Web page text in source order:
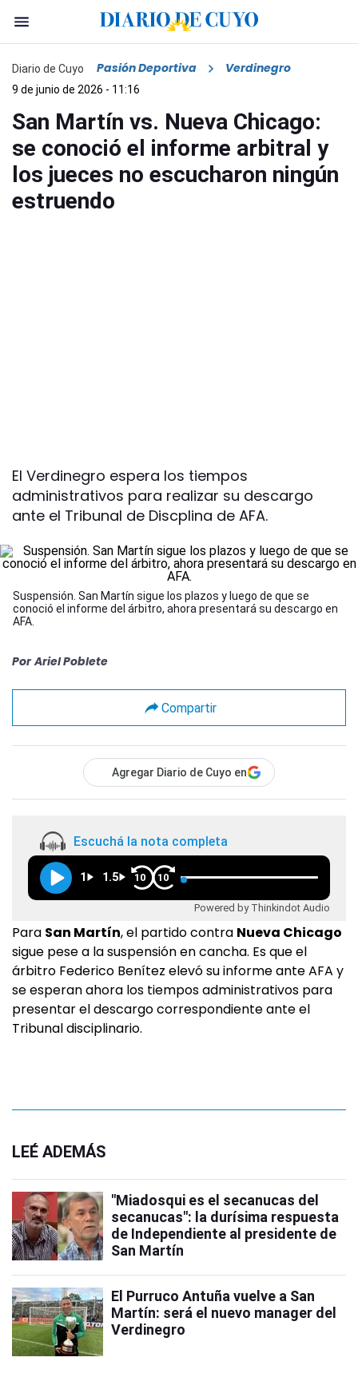
Diario de Cuyo Pasión Deportiva Verdinegro
9 de junio de 2026 - 11:16
San Martín vs. Nueva Chicago:
se conoció el informe arbitral y
los jueces no escucharon ningún
estruendo
El Verdinegro espera los tiempos
administrativos para realizar su descargo
ante el Tribunal de Discplina de AFA.
Suspensión. San Martín sigue los plazos y luego de que se
conoció el informe del árbitro, ahora presentará su descargo en
AFA.
Por Ariel Poblete
Compartir
Agregar Diario de Cuyo en
Escuchá la nota completa
1 1.5 10 10
Powered by Thinkindot Audio
Para San Martín, el partido contra Nueva Chicago
sigue pese a la suspensión en cancha. Es que el
árbitro Federico Benítez elevó su informe ante AFA y
se esperan ahora los tiempos administrativos para
presentar el descargo correspondiente ante el
Tribunal disciplinario.
LEÉ ADEMÁS
"Miadosqui es el secanucas del
secanucas": la durísima respuesta
de Independiente al presidente de
San Martín
El Purruco Antuña vuelve a San
Martín: será el nuevo manager del
Verdinegro